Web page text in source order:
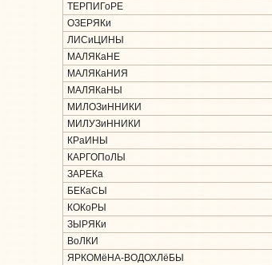
ТЕРПИГоРЕ
ОЗЕРЯКи
ЛИСиЦИНЫ
МАЛЯКаНЕ
МАЛЯКаНИЯ
МАЛЯКаНЫ
МИЛОЗиННИКИ
МИЛУЗиННИКИ
КРаИНЫ
КАРГОПоЛЫ
ЗАРЕКа
БЕКаСЫ
КОКоРЫ
ЗЫРЯКи
ВоЛКИ
ЯРКОМёНА-ВОДОХЛёБЫ